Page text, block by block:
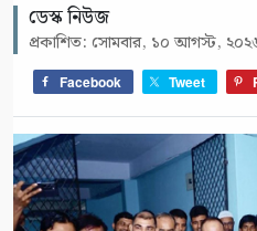
ডেস্ক নিউজ
প্রকাশিত: সোমবার, ১০ আগস্ট,
Facebook Tweet